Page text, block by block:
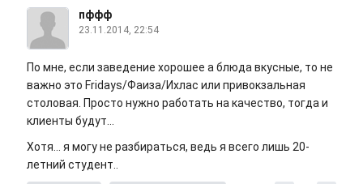
пффф
23.11.2014, 22:54
По мне, если заведение хорошее а блюда вкусные, то не
важно это Fridays/Фаиза/Ихлас или привокзальная
столовая. Просто нужно работать на качество, тогда и
клиенты будут...
Хотя... я могу не разбираться, ведь я всего лишь 20-
летний студент..